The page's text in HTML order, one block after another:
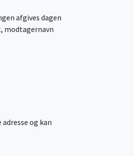
afgives dagen
modtagernavn
og kan